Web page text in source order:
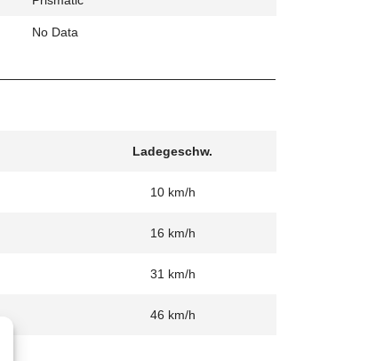
No Data
Ladegeschw.
10 km/h
16 km/h
31 km/h
46 km/h